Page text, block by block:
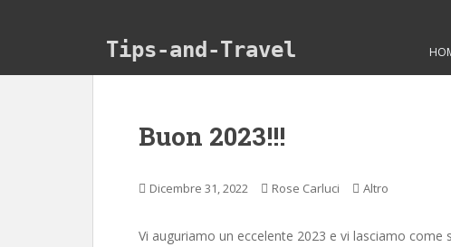
Tips-and-Travel
Buon 2023!!!
Dicembre 31, 2022 Rose Carluci Altro
Vi auguriamo un eccelente 2023 e vi lasciamo